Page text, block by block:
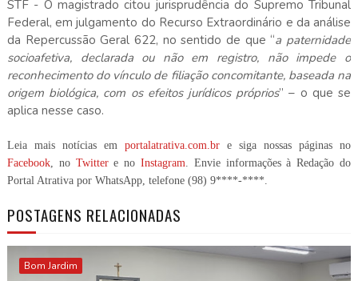
STF - O magistrado citou jurisprudência do Supremo Tribunal
Federal, em julgamento do Recurso Extraordinário e da análise
da Repercussão Geral 622, no sentido de que “a paternidade
socioafetiva, declarada ou não em registro, não impede o
reconhecimento do vínculo de filiação concomitante, baseada na
origem biológica, com os efeitos jurídicos próprios” – o que se
aplica nesse caso.
Leia mais notícias em portalatrativa.com.br e siga nossas páginas no
Facebook, no Twittere noInstagram . Envie informações à Redação do
Portal Atrativa por WhatsApp, telefone (98) 9****-****
POSTAGENS RELACIONADAS
Bom Jardim